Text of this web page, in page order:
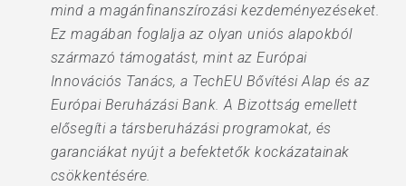
mind a magánfinanszírozási kezdeményezéseket.
Ez magában foglalja az olyan uniós alapokból
származó támogatást, mint az Európai
Innovációs Tanács, a TechEU Bővítési Alap és az
Európai Beruházási Bank. A Bizottság emellett
elősegíti a társberuházási programokat, és
garanciákat nyújt a befektetők kockázatainak
csökkentésére.